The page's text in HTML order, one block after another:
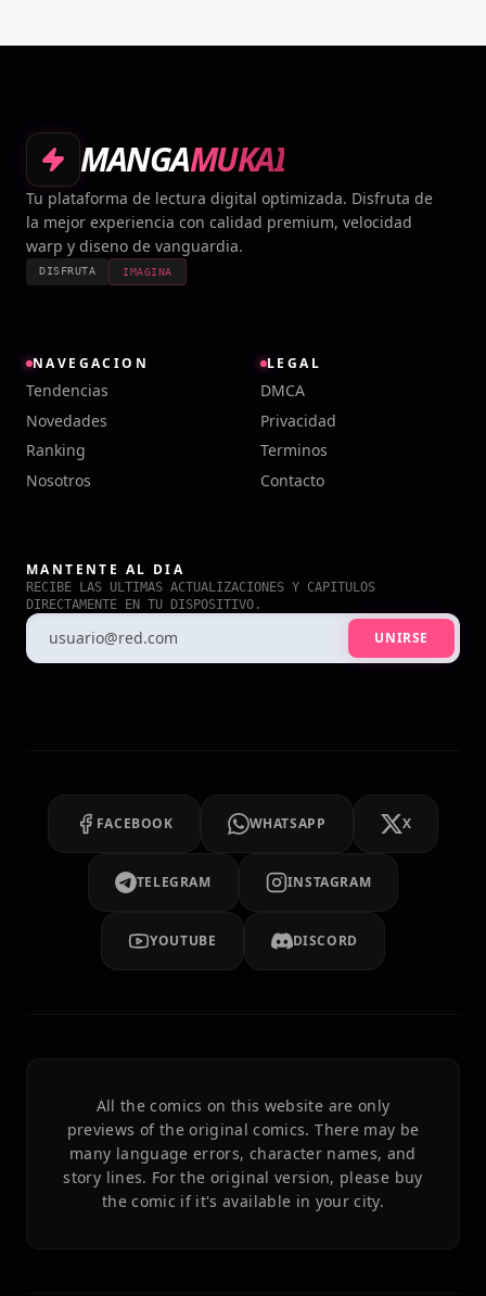
MANGAMUKAI
Tu plataforma de lectura digital optimizada. Disfruta de
la mejor experiencia con calidad premium, velocidad
warp y diseno de vanguardia.
DISFRUTA IMAGINA
NAVEGACION
Tendencias
Novedades
Ranking
Nosotros
LEGAL
DMCA
Privacidad
Terminos
Contacto
MANTENTE AL DIA
RECIBE LAS ULTIMAS ACTUALIZACIONES Y CAPITULOS
DIRECTAMENTE EN TU DISPOSITIVO.
UNIRSE
FACEBOOK WHATSAPP X
TELEGRAM INSTAGRAM
YOUTUBE DISCORD
All the comics on this website are only
previews of the original comics. There may be
many language errors, character names, and
story lines. For the original version, please buy
the comic if it's available in your city.